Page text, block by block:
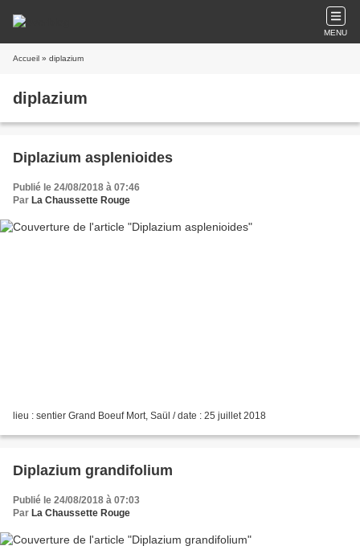
MENU
Accueil » diplazium
diplazium
Diplazium asplenioides
Publié le 24/08/2018 à 07:46
Par La Chaussette Rouge
lieu : sentier Grand Boeuf Mort, Saül / date : 25 juillet 2018
Diplazium grandifolium
Publié le 24/08/2018 à 07:03
Par La Chaussette Rouge